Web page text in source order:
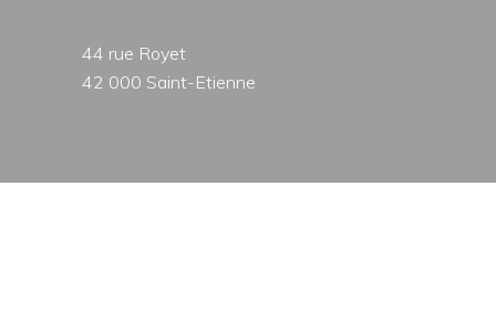
44 rue Royet
42 000 Saint-Etienne